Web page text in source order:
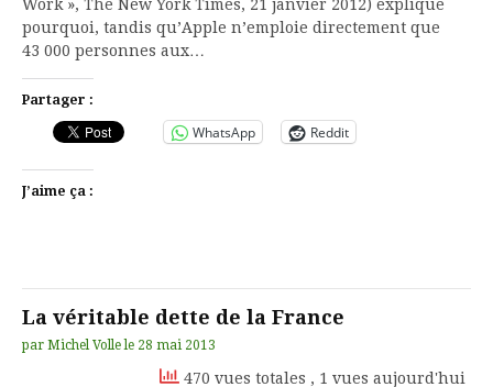
Work », The New York Times, 21 janvier 2012) explique
pourquoi, tandis qu’Apple n’emploie directement que
43 000 personnes aux…
Partager :
WhatsApp Reddit
J’aime ça :
La véritable dette de la France
par Michel Volle le 28 mai 2013
470 vues totales , 1 vues aujourd'hui